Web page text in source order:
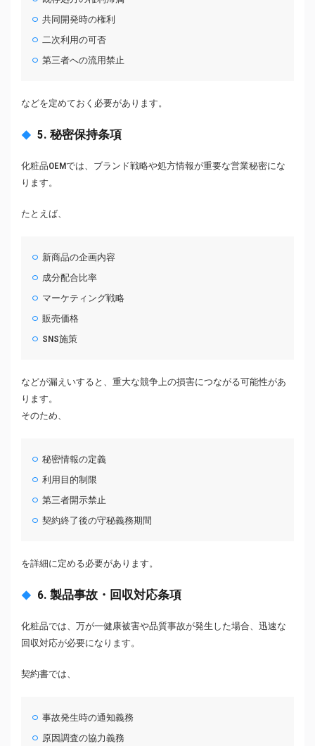
共同開発時の権利
二次利用の可否
第三者への流用禁止
などを定めておく必要があります。
5. 秘密保持条項
化粧品OEMでは、ブランド戦略や処方情報が重要な営業秘密にな
ります。
たとえば、
新商品の企画内容
成分配合比率
マーケティング戦略
販売価格
SNS施策
などが漏えいすると、重大な競争上の損害につながる可能性があ
ります。
そのため、
秘密情報の定義
利用目的制限
第三者開示禁止
契約終了後の守秘義務期間
を詳細に定める必要があります。
6. 製品事故・回収対応条項
化粧品では、万が一健康被害や品質事故が発生した場合、迅速な
回収対応が必要になります。
契約書では、
事故発生時の通知義務
原因調査の協力義務